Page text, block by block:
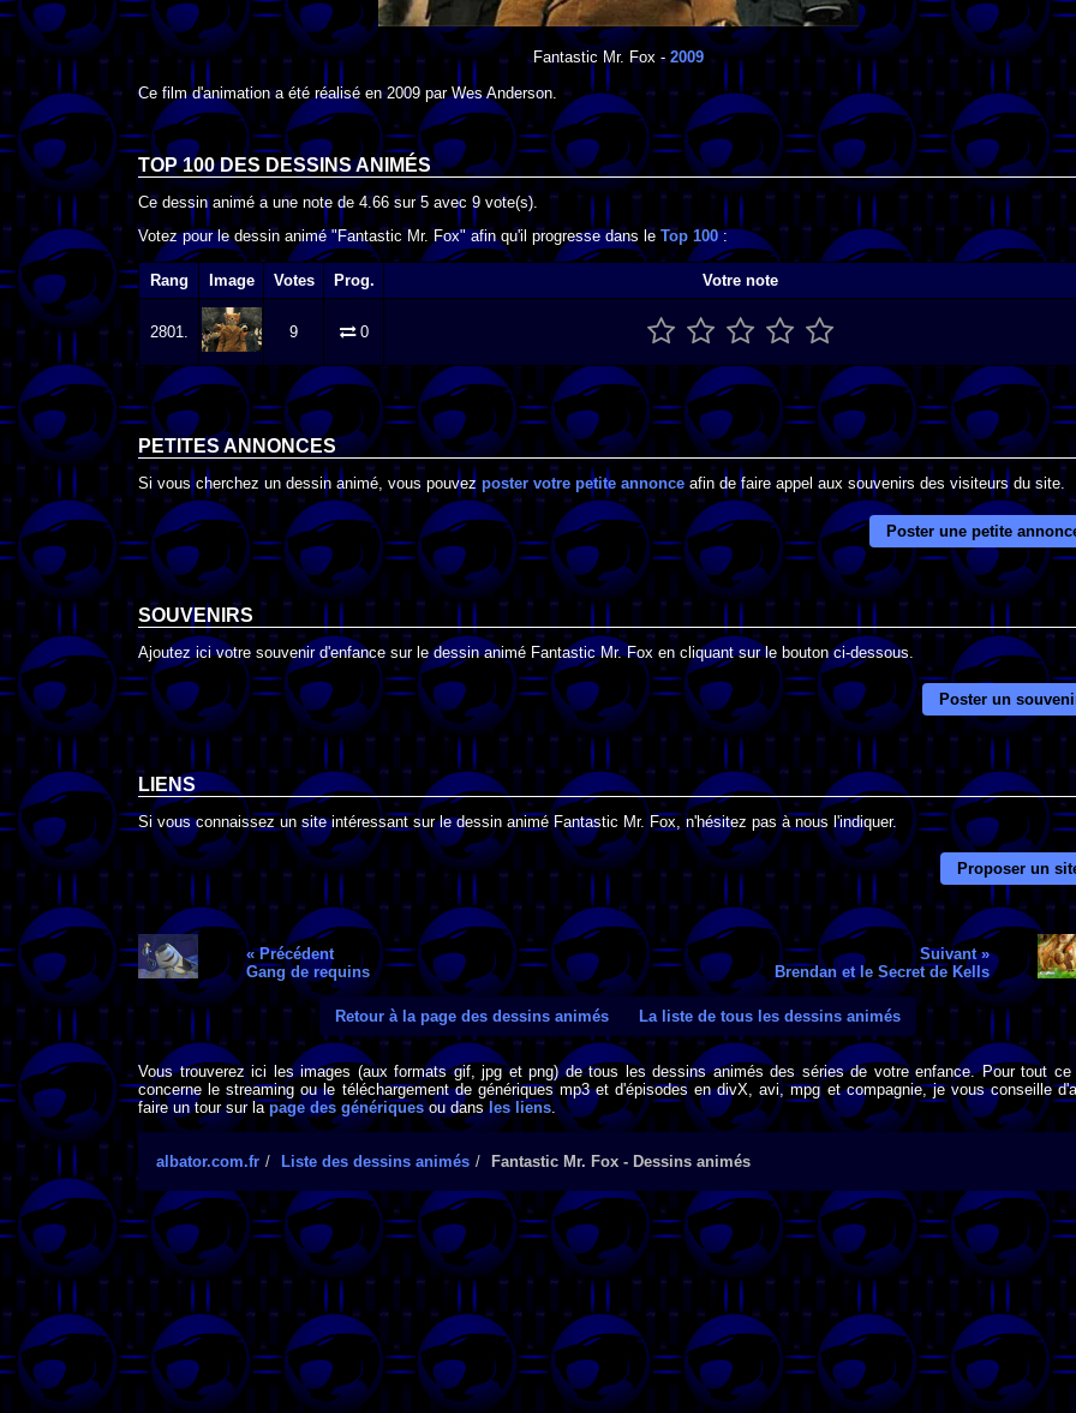
Fantastic Mr. Fox- 2009
Ce film d'animation a été réalisé en2009parWes Anderson.
TOP 100 DES DESSINS ANIMÉS
Ce dessin animé a une note de 4.66 sur5 avec 9 vote(s).
Votez pour le dessin animé "Fantastic Mr. Fox" afin qu'il progresse dans le Top 100:
Rang Image Votes Prog. Votre note
2801. 9 0
PETITES ANNONCES
Si vous cherchez un dessin animé, vous pouvez poster votre petite annonce afin de faire appel aux souvenirs des visiteurs du site.
Poster une petite
SOUVENIRS
Ajoutez ici votre souvenir d'enfance sur le dessin animé Fantastic Mr. Fox en cliquant sur le bouton ci-dessous.
Poster un
LIENS
Si vous connaissez un site intéressant sur le dessin animé Fantastic Mr. Fox, n'hésitez pas à nous l'indiquer.
Proposer un
« Précédent
Gang de requins
Suivant »
Brendan et le Secret de Kells
Retour à la page des dessins animés La liste de tous les dessins animés
Vous trouverez ici les images (aux formats gif, jpg et png) de tous les dessins animés des séries de votre enfance. Pour tout ce
concerne le streaming ou le téléchargement de génériques mp3 et d'épisodes en divX, avi, mpg et compagnie, je vous conseille
faire un tour sur lapage des génériquesou dansles liens.
albator.com.fr Liste des dessins animés Fantastic Mr. Fox - Dessins animés